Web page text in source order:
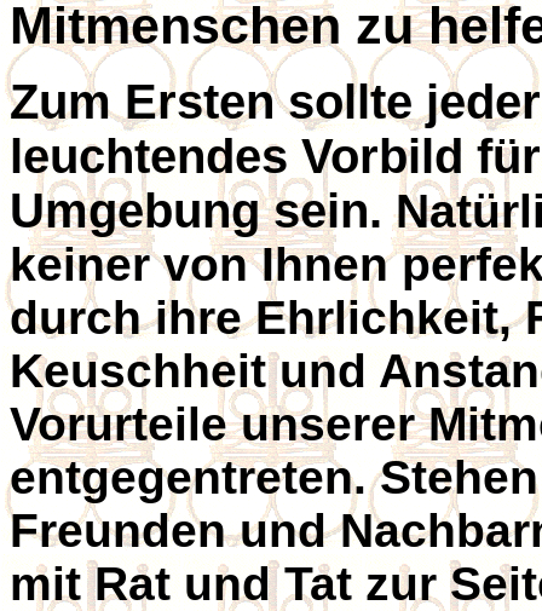
Mitmenschen zu
Zum Ersten sollte
leuchtendes Vorbild
Umgebung sein.
keiner von Ihnen
durch ihre Ehrlichkeit,
Keuschheit und
Vorurteile unserer
entgegentreten.
Freunden und
mit Rat und Tat zur